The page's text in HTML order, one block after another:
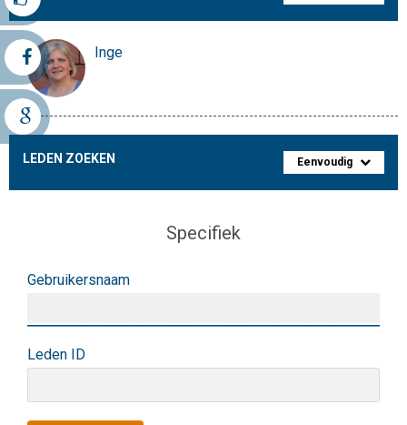
Inge
LEDEN ZOEKEN Eenvoudig
Specifiek
Gebruikersnaam
Leden ID